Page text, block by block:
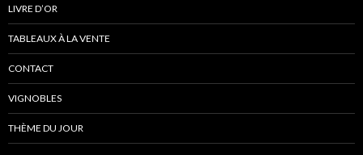
LIVRE D’OR
TABLEAUX À LA VENTE
CONTACT
VIGNOBLES
THÈME DU JOUR